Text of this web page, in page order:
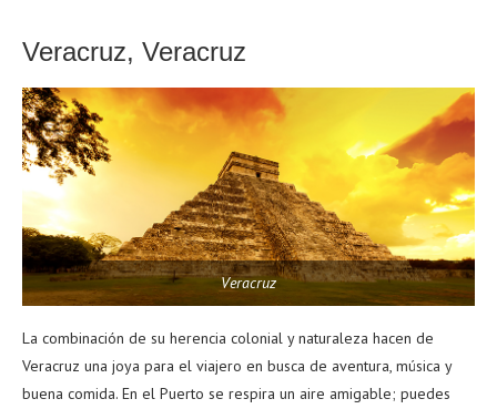
Veracruz, Veracruz
Veracruz
La combinación de su herencia colonial y naturaleza hacen de
Veracruz una joya para el viajero en busca de aventura, música y
buena comida. En el Puerto se respira un aire amigable; puedes